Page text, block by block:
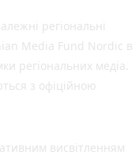
регіональні
Media Fund Nordic в
регіональних медіа.
з офіційною
висвітленням